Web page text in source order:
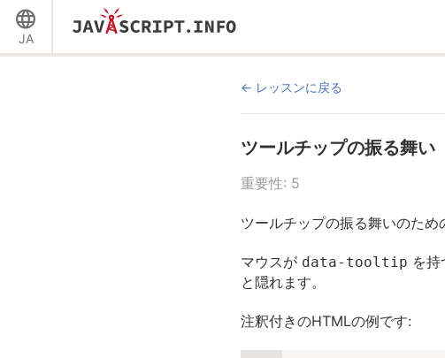
JA
レッスンに戻る
ツールチップの振る舞い
重要性: 5
ツールチップの振る舞いのため
マウスが data-tooltip を
と隠れます。
注釈付きのHTMLの例です: